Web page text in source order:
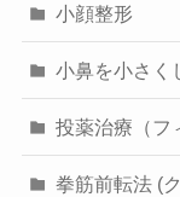
小顔整形
小鼻を小さく
投薬治療（フ
拳筋前転法 (